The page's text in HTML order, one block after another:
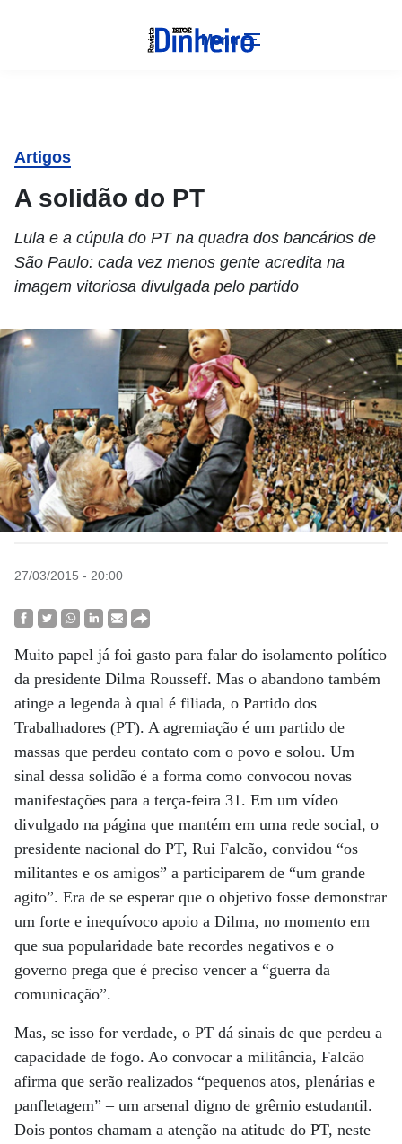
Menu
Artigos
A solidão do PT
Lula e a cúpula do PT na quadra dos bancários de
São Paulo: cada vez menos gente acredita na
imagem vitoriosa divulgada pelo partido
27/03/2015 - 20:00
Muito papel já foi gasto para falar do isolamento político
da presidente Dilma Rousseff. Mas o abandono também
atinge a legenda à qual é filiada, o Partido dos
Trabalhadores (PT). A agremiação é um partido de
massas que perdeu contato com o povo e solou. Um
sinal dessa solidão é a forma como convocou novas
manifestações para a terça-feira 31. Em um vídeo
divulgado na página que mantém em uma rede social, o
presidente nacional do PT, Rui Falcão, convidou “os
militantes e os amigos” a participarem de “um grande
agito”. Era de se esperar que o objetivo fosse demonstrar
um forte e inequívoco apoio a Dilma, no momento em
que sua popularidade bate recordes negativos e o
governo prega que é preciso vencer a “guerra da
comunicação”.
Mas, se isso for verdade, o PT dá sinais de que perdeu a
capacidade de fogo. Ao convocar a militância, Falcão
afirma que serão realizados “pequenos atos, plenárias e
panfletagem” – um arsenal digno de grêmio estudantil.
Dois pontos chamam a atenção na atitude do PT, neste